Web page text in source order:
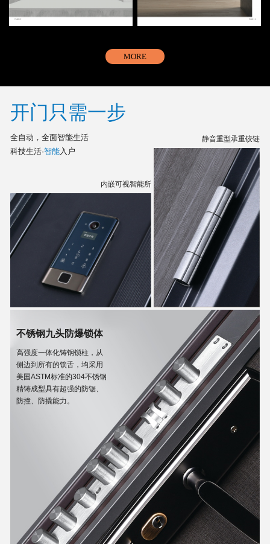
MORE
开门只需一步
全自动，全面智能生活
科技生活·智能入户
内嵌可视智能所
静音重型承重铰链
不锈钢九头防爆锁体
高强度一体化铸钢锁柱，从
侧边到所有的锁舌，均采用
美国ASTM标准的304不锈钢
精铸成型具有超强的防锯、
防撞、防撬能力。